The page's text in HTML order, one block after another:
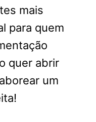
mais
para quem
quer abrir
um